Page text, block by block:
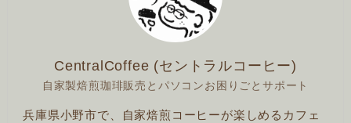
CentralCoffee (セントラルコーヒー)
自家製焙煎珈琲販売とパソコンお困りごとサポート
兵庫県小野市で、自家焙煎コーヒーが楽しめるカフェ